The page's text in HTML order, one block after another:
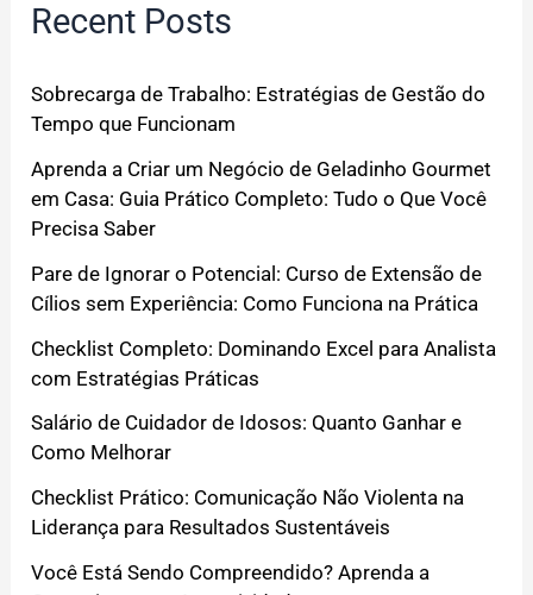
Recent Posts
Sobrecarga de Trabalho: Estratégias de Gestão do
Tempo que Funcionam
Aprenda a Criar um Negócio de Geladinho Gourmet
em Casa: Guia Prático Completo: Tudo o Que Você
Precisa Saber
Pare de Ignorar o Potencial: Curso de Extensão de
Cílios sem Experiência: Como Funciona na Prática
Checklist Completo: Dominando Excel para Analista
com Estratégias Práticas
Salário de Cuidador de Idosos: Quanto Ganhar e
Como Melhorar
Checklist Prático: Comunicação Não Violenta na
Liderança para Resultados Sustentáveis
Você Está Sendo Compreendido? Aprenda a